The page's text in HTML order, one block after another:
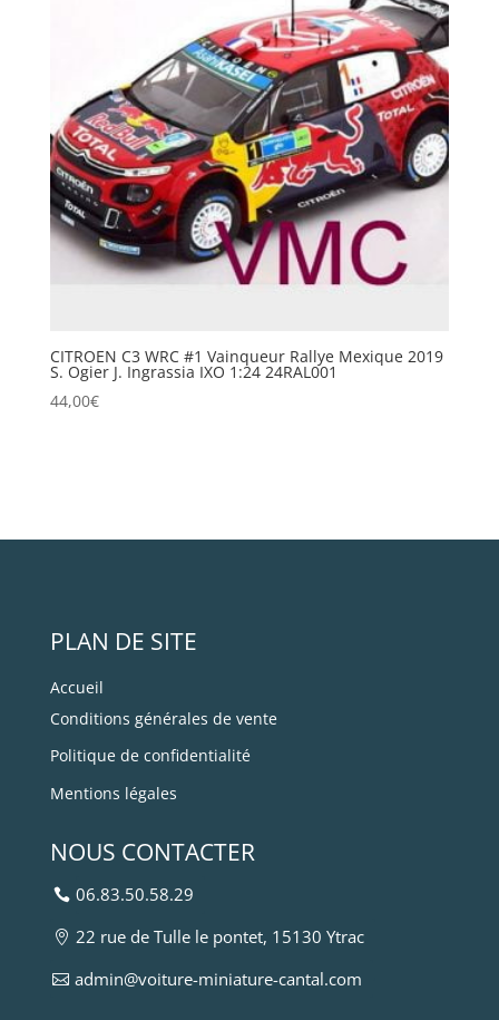
CITROEN C3 WRC #1 Vainqueur Rallye Mexique 2019
S. Ogier J. Ingrassia IXO 1:24 24RAL001
44,00€
PLAN DE SITE
Accueil
Conditions générales de vente
Politique de confidentialité
Mentions légales
NOUS CONTACTER
06.83.50.58.29
22 rue de Tulle le pontet, 15130 Ytrac
admin@voiture-miniature-cantal.com